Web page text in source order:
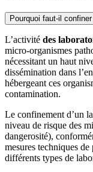
Pourquoi faut-il
L’activité des
micro-organismes
nécessitant un haut
dissémination dans
hébergeant ces
contamination.
Le confinement d’un
niveau de risque des
dangerosité),
mesures techniques
différents types de